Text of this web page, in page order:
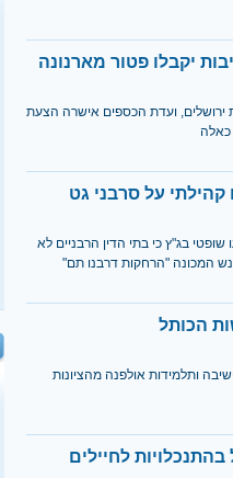
יקבלו פטור מארנונה
ירושלים, ועדת הכספים אישרה הצעת
כאלה
על סרבני גט
בג"ץ כי בתי הדין הרבניים לא
המכונה "הרחקות דרבנו תם"
הכותל
ותלמידות אולפנה מהציונות
לחיילים